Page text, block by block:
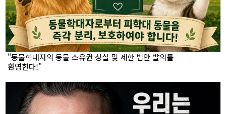
"동물학대자의 동물 소유권 상실 및 제한 법안 발의를
환영한다!"